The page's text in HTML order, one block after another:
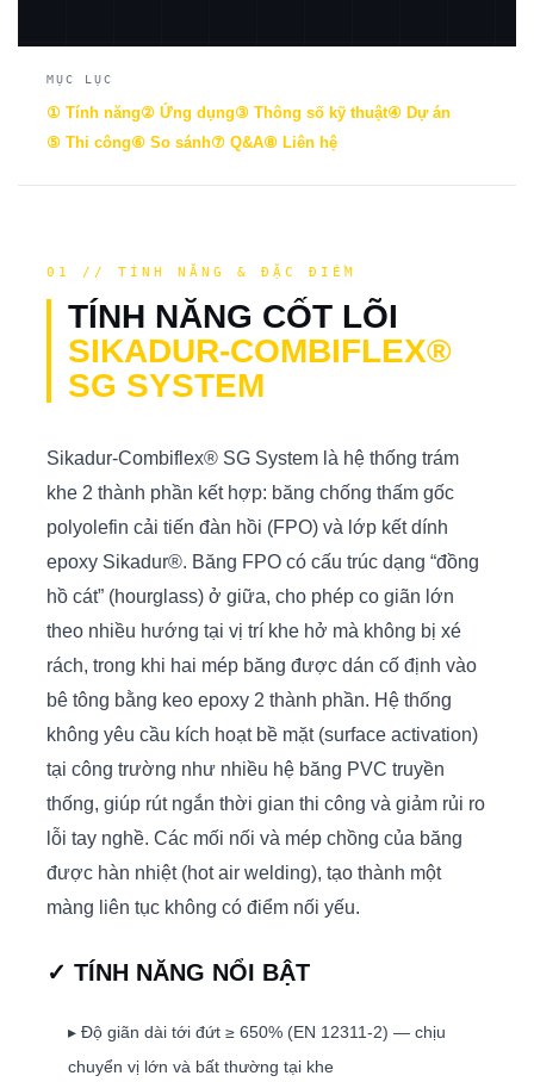
MỤC LỤC
① Tính năng② Ứng dụng③ Thông số kỹ thuật④ Dự án
⑤ Thi công⑥ So sánh⑦ Q&A⑧ Liên hệ
01 // TÍNH NĂNG & ĐẶC ĐIỂM
TÍNH NĂNG CỐT LÕI
SIKADUR-COMBIFLEX®
SG SYSTEM
Sikadur-Combiflex® SG System là hệ thống trám
khe 2 thành phần kết hợp: băng chống thấm gốc
polyolefin cải tiến đàn hồi (FPO) và lớp kết dính
epoxy Sikadur®. Băng FPO có cấu trúc dạng “đồng
hồ cát” (hourglass) ở giữa, cho phép co giãn lớn
theo nhiều hướng tại vị trí khe hở mà không bị xé
rách, trong khi hai mép băng được dán cố định vào
bê tông bằng keo epoxy 2 thành phần. Hệ thống
không yêu cầu kích hoạt bề mặt (surface activation)
tại công trường như nhiều hệ băng PVC truyền
thống, giúp rút ngắn thời gian thi công và giảm rủi ro
lỗi tay nghề. Các mối nối và mép chồng của băng
được hàn nhiệt (hot air welding), tạo thành một
màng liên tục không có điểm nối yếu.
✓ TÍNH NĂNG NỔI BẬT
▸ Độ giãn dài tới đứt ≥ 650% (EN 12311-2) — chịu
chuyển vị lớn và bất thường tại khe